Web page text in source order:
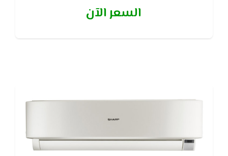
حرارة معينة للغرف لذلك فالدرجات المرتفعة عنها أو الأقل
السعر الآن